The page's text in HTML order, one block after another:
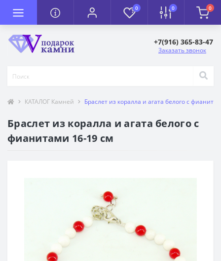
0 0 0
+7(916) 365-83-47
Заказать звонок
КАТАЛОГ Камней Браслет из коралла и агата белого с
Браслет из коралла и агата белого с
фианитами 16-19 см